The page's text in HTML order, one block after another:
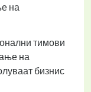
на
тимови
на
бизнис